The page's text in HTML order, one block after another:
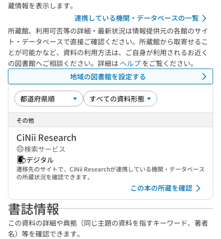
蔵情報を表示します。
連携している機関・データベースの一覧
所蔵館、利用可否等の詳細・最新状況は情報提供元の各館のサイ
ト・データベースで直接ご確認ください。所蔵館から取寄せるこ
とが可能かなど、資料の利用方法は、ご自身が利用されるお近く
の図書館へご相談ください。詳細は ヘルプ をご覧ください。
地域の図書館を設定する
その他
CiNii Research
検索サービス
デジタル
遷移先のサイトで、CiNii Researchが連携している機関・データベース
の所蔵状況を確認できます。
この本の所蔵を確認
書誌情報
この資料の詳細や典拠（同じ主題の資料を指すキーワード、著者
名）等を確認できます。